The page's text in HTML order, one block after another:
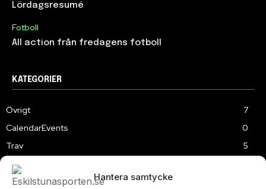
Hantera samtycke
Lördagsresumé
Fotboll
All action från fredagens fotboll
KATEGORIER
Övrigt
7
CalendarEvents
0
Trav
5
TV
Samhällsprojekt